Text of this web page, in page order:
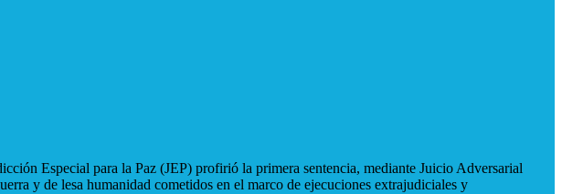
Especial para la Paz (JEP) profirió la primera sentencia, mediante Juicio Adversarial
y de lesa humanidad cometidos en el marco de ejecuciones extrajudiciales y